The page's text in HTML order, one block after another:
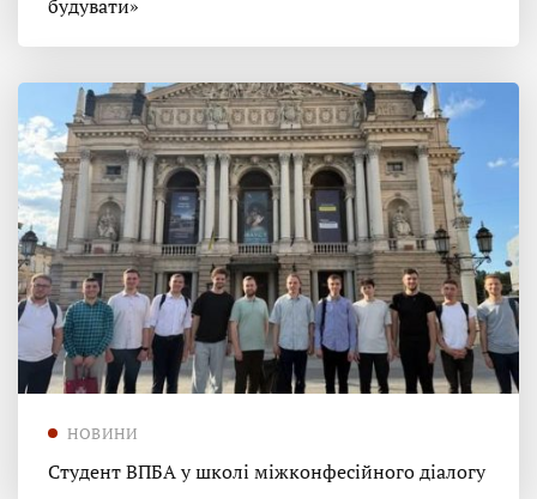
будувати»
НОВИНИ
Студент ВПБА у школі міжконфесійного діалогу